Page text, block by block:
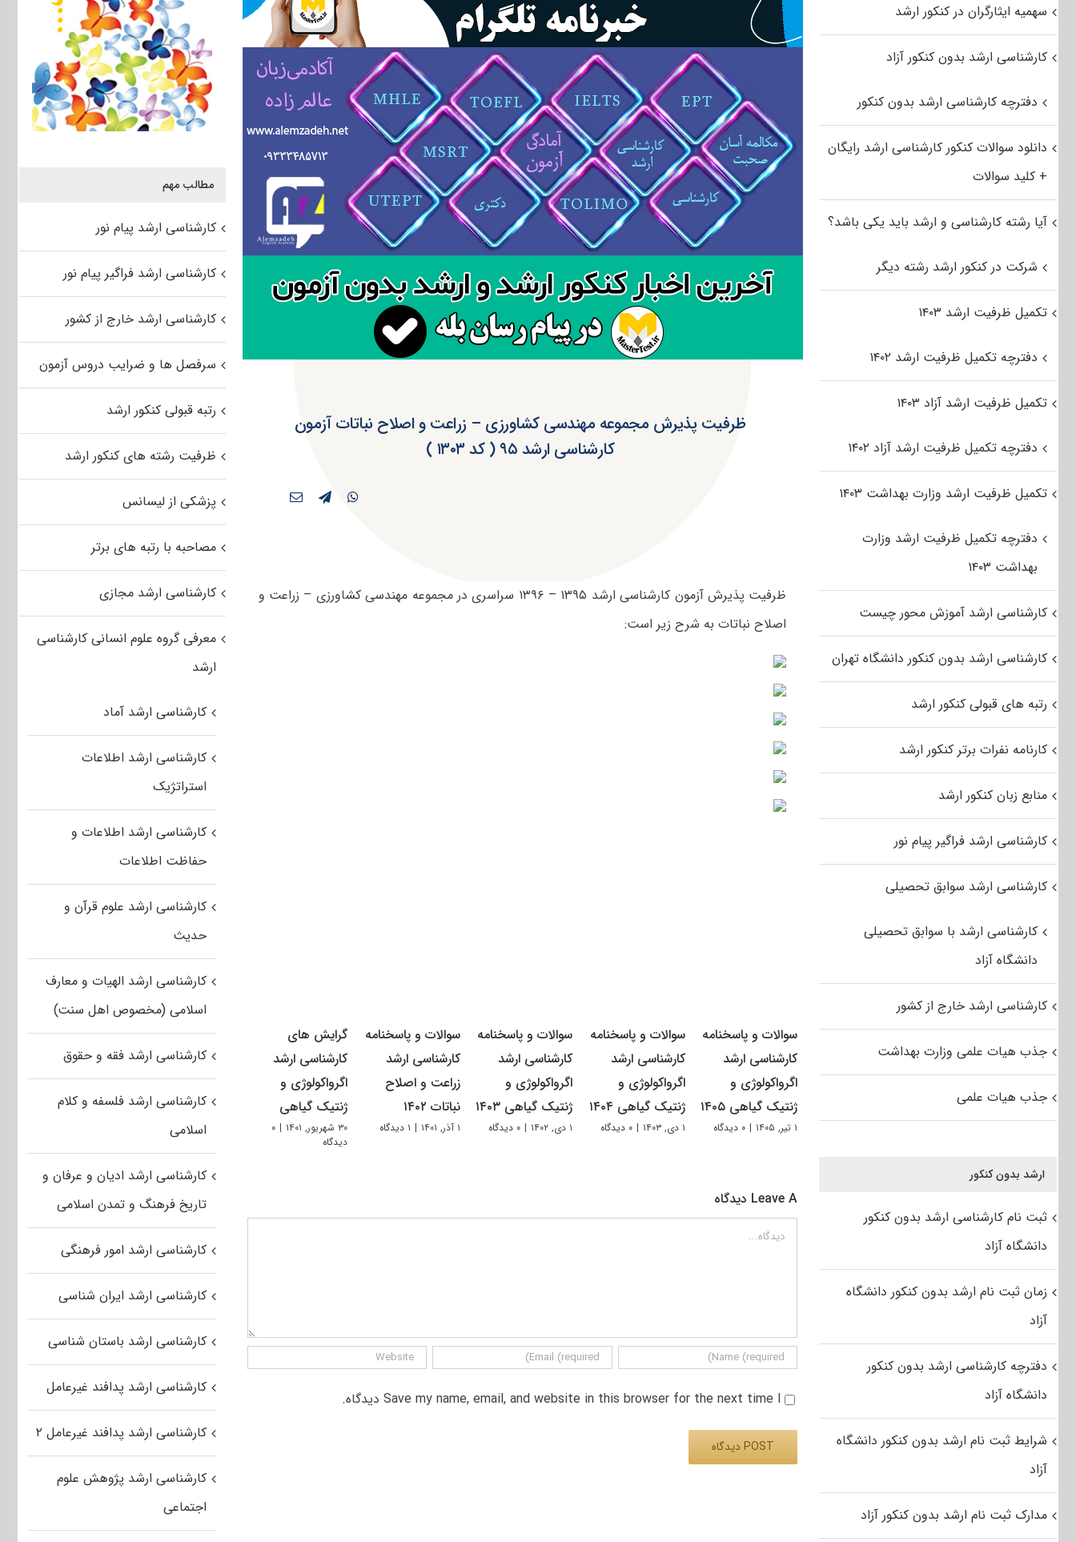
ظرفیت پذیرش مجموعه مهندسی کشاورزی – زراعت و اصلاح نباتات آزمون
کارشناسی ارشد ۹۵ ( کد ۱۳۰۳ )
ظرفیت پذیرش آزمون کارشناسی ارشد ۱۳۹۵ – ۱۳۹۶ سراسری در مجموعه مهندسی کشاورزی – زراعت و
اصلاح نباتات به شرح زیر است:
سوالات و پاسخنامه
کارشناسی ارشد
اگرواکولوژی و
ژنتیک گیاهی ۱۴۰۵
۱ تیر, ۱۴۰۵ | ۰ دیدگاه
سوالات و پاسخنامه
کارشناسی ارشد
اگرواکولوژی و
ژنتیک گیاهی ۱۴۰۴
۱ دی, ۱۴۰۳ | ۰ دیدگاه
سوالات و پاسخنامه
کارشناسی ارشد
اگرواکولوژی و
ژنتیک گیاهی ۱۴۰۳
۱ دی, ۱۴۰۲ | ۰ دیدگاه
سوالات و پاسخنامه
کارشناسی ارشد
زراعت و اصلاح
نباتات ۱۴۰۲
۱ آذر, ۱۴۰۱ | ۱ دیدگاه
گرایش های
کارشناسی ارشد
اگرواکولوژی و
ژنتیک گیاهی
۳۰ شهریور, ۱۴۰۱ | ۰
دیدگاه
Leave A دیدگاه
دیدگاه
Save my name, email, and website in this browser for the next time I دیدگاه.
مطالب مهم
کارشناسی ارشد پیام نور
کارشناسی ارشد فراگیر پیام نور
کارشناسی ارشد خارج از کشور
سرفصل ها و ضرایب دروس آزمون
رتبه قبولی کنکور ارشد
ظرفیت رشته های کنکور ارشد
پزشکی از لیسانس
مصاحبه با رتبه های برتر
کارشناسی ارشد مجازی
معرفی گروه علوم انسانی کارشناسی
ارشد
کارشناسی ارشد آماد
کارشناسی ارشد اطلاعات
استراتژیک
کارشناسی ارشد اطلاعات و
حفاظت اطلاعات
کارشناسی ارشد علوم قرآن و
حدیث
کارشناسی ارشد الهیات و معارف
اسلامی (مخصوص اهل سنت)
کارشناسی ارشد فقه و حقوق
کارشناسی ارشد فلسفه و کلام
اسلامی
کارشناسی ارشد ادیان و عرفان و
تاریخ فرهنگ و تمدن اسلامی
کارشناسی ارشد امور فرهنگی
کارشناسی ارشد ایران شناسی
کارشناسی ارشد باستان شناسی
کارشناسی ارشد پدافند غیرعامل
کارشناسی ارشد پدافند غیرعامل ۲
کارشناسی ارشد پژوهش علوم
اجتماعی
سهمیه ایثارگران در کنکور ارشد
کارشناسی ارشد بدون کنکور آزاد
دفترچه کارشناسی ارشد بدون کنکور
دانلود سوالات کنکور کارشناسی ارشد رایگان
+ کلید سوالات
آیا رشته کارشناسی و ارشد باید یکی باشد؟
شرکت در کنکور ارشد رشته دیگر
تکمیل ظرفیت ارشد ۱۴۰۳
دفترچه تکمیل ظرفیت ارشد ۱۴۰۲
تکمیل ظرفیت ارشد آزاد ۱۴۰۳
دفترچه تکمیل ظرفیت ارشد آزاد ۱۴۰۲
تکمیل ظرفیت ارشد وزارت بهداشت ۱۴۰۳
دفترچه تکمیل ظرفیت ارشد وزارت
بهداشت ۱۴۰۳
کارشناسی ارشد آموزش محور چیست
کارشناسی ارشد بدون کنکور دانشگاه تهران
رتبه های قبولی کنکور ارشد
کارنامه نفرات برتر کنکور ارشد
منابع زبان کنکور ارشد
کارشناسی ارشد فراگیر پیام نور
کارشناسی ارشد سوابق تحصیلی
کارشناسی ارشد با سوابق تحصیلی
دانشگاه آزاد
کارشناسی ارشد خارج از کشور
جذب هیات علمی وزارت بهداشت
جذب هیات علمی
ارشد بدون کنکور
ثبت نام کارشناسی ارشد بدون کنکور
دانشگاه آزاد
زمان ثبت نام ارشد بدون کنکور دانشگاه
آزاد
دفترچه کارشناسی ارشد بدون کنکور
دانشگاه آزاد
شرایط ثبت نام ارشد بدون کنکور دانشگاه
آزاد
مدارک ثبت نام ارشد بدون کنکور آزاد